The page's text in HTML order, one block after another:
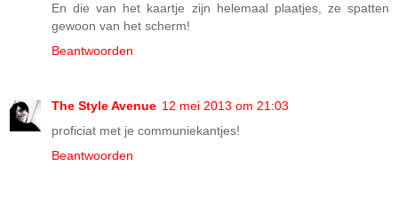
En die van het kaartje zijn helemaal plaatjes, ze spatten
gewoon van het scherm!
Beantwoorden
The Style Avenue 12 mei 2013 om 21:03
proficiat met je communiekantjes!
Beantwoorden